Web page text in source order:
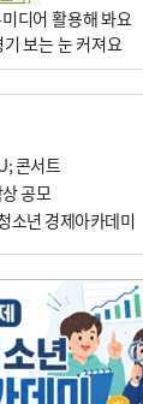
디어 활용해 봐요
보는 눈 커져요
콘서트
공모
소년 경제아카데미